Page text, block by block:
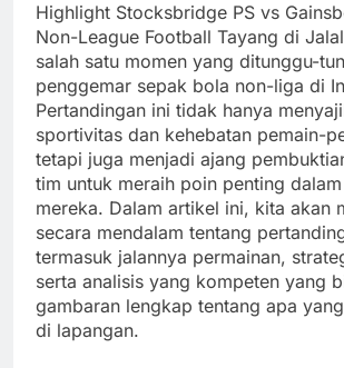
Highlight Stocksbridge PS vs
Non-League Football Tayang di
salah satu momen yang ditunggu-
penggemar sepak bola non-liga di
Pertandingan ini tidak hanya
sportivitas dan kehebatan pemain-
tetapi juga menjadi ajang
tim untuk meraih poin penting
mereka. Dalam artikel ini, kita akan
secara mendalam tentang
termasuk jalannya permainan,
serta analisis yang kompeten yang
gambaran lengkap tentang apa
di lapangan.